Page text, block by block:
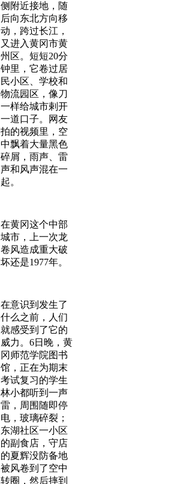
侧附近接地，随
后向东北方向移
动，跨过长江，
又进入黄冈市黄
州区。短短20分
钟里，它卷过居
民小区、学校和
物流园区，像刀
一样给城市剌开
一道口子。网友
拍的视频里，空
中飘着大量黑色
碎屑，雨声、雷
声和风声混在一
起。
在黄冈这个中部
城市，上一次龙
卷风造成重大破
坏还是1977年。
在意识到发生了
什么之前，人们
就感受到了它的
威力。6日晚，黄
冈师范学院图书
馆，正在为期末
考试复习的学生
林小都听到一声
雷，周围随即停
电，玻璃碎裂；
东湖社区一小区
的副食店，守店
的夏辉没防备地
被风卷到了空中
转圈，然后摔到